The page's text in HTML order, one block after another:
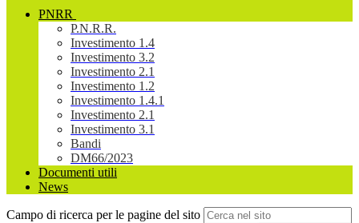
PNRR
P.N.R.R.
Investimento 1.4
Investimento 3.2
Investimento 2.1
Investimento 1.2
Investimento 1.4.1
Investimento 2.1
Investimento 3.1
Bandi
DM66/2023
Documenti utili
News
Campo di ricerca per le pagine del sito